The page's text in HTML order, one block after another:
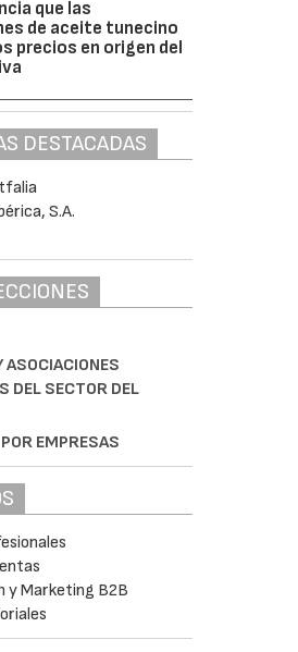
que las
de aceite tunecino
precios en origen del
DESTACADAS
ASOCIACIONES
DEL SECTOR DEL
EMPRESAS
y Marketing B2B